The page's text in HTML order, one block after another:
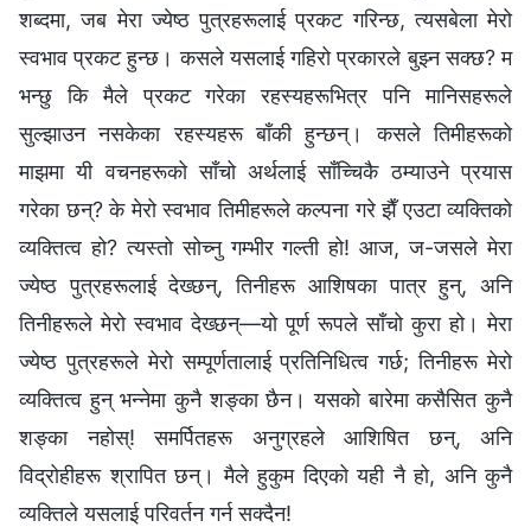
शब्दमा, जब मेरा ज्येष्ठ पुत्रहरूलाई प्रकट गरिन्छ, त्यसबेला मेरो
स्वभाव प्रकट हुन्छ। कसले यसलाई गहिरो प्रकारले बुझ्न सक्छ? म
भन्छु कि मैले प्रकट गरेका रहस्यहरूभित्र पनि मानिसहरूले
सुल्झाउन नसकेका रहस्यहरू बाँकी हुन्छन्। कसले तिमीहरूको
माझमा यी वचनहरूको साँचो अर्थलाई साँच्चिकै ठम्याउने प्रयास
गरेका छन्? के मेरो स्वभाव तिमीहरूले कल्पना गरे झैँ एउटा व्यक्तिको
व्यक्तित्व हो? त्यस्तो सोच्नु गम्भीर गल्ती हो! आज, ज-जसले मेरा
ज्येष्ठ पुत्रहरूलाई देख्छन्, तिनीहरू आशिषका पात्र हुन्, अनि
तिनीहरूले मेरो स्वभाव देख्छन्—यो पूर्ण रूपले साँचो कुरा हो। मेरा
ज्येष्ठ पुत्रहरूले मेरो सम्पूर्णतालाई प्रतिनिधित्व गर्छ; तिनीहरू मेरो
व्यक्तित्व हुन् भन्‍नेमा कुनै शङ्का छैन। यसको बारेमा कसैसित कुनै
शङ्का नहोस्! समर्पितहरू अनुग्रहले आशिषित छन्, अनि
विद्रोहीहरू श्रापित छन्। मैले हुकुम दिएको यही नै हो, अनि कुनै
व्यक्तिले यसलाई परिवर्तन गर्न सक्दैन!